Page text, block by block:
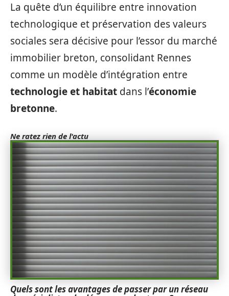
La quête d’un équilibre entre innovation
technologique et préservation des valeurs
sociales sera décisive pour l’essor du marché
immobilier breton, consolidant Rennes
comme un modèle d’intégration entre
technologie et habitat dans l’économie
bretonne.
Ne ratez rien de l'actu
Quels sont les avantages de passer par un réseau